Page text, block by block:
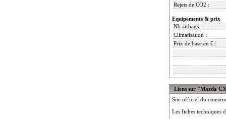
Rejets de CO2 :
Equipements & prix
Nb airbags :
Climatisation :
Prix de base en € :
Liens sur "Mazda
Site officiel du
Les fiches techniques